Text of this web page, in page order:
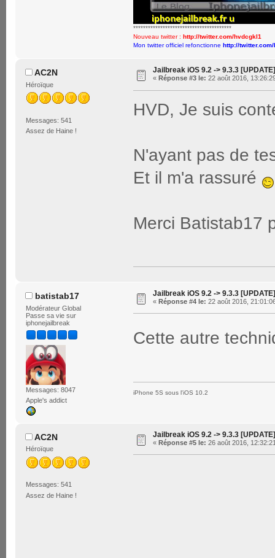
****************************************
Nouveau twitter : http://twitter.com/hvdcgkl1
Mon twitter officiel refonctionne http://
AC2N
Héroïque
Messages: 541
Assez de Haine !
Jailbreak iOS 9.2 -> 9.3.3 [UPDATE]
« Réponse #3 le: 22 août 2016,
HVD, Je suis
N'ayant pas de
Et il m'a rassuré
Merci Batistab17
batistab17
Modérateur Global
Passe sa vie sur
iphonejailbreak
Messages: 8047
Apple's addict
Jailbreak iOS 9.2 -> 9.3.3 [UPDATE]
« Réponse #4 le: 22 août 2016,
Cette autre
iPhone 5S sous l'iOS 10.2
AC2N
Héroïque
Messages: 541
Assez de Haine !
Jailbreak iOS 9.2 -> 9.3.3 [UPDATE]
« Réponse #5 le: 26 août 2016,